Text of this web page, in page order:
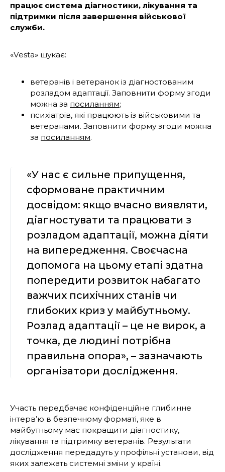
працює система діагностики, лікування та
підтримки після завершення військової
служби.
«Vesta» шукає:
ветеранів і ветеранок із діагностованим
розладом адаптації. Заповнити форму згоди
можна за посиланням;
психіатрів, які працюють із військовими та
ветеранами. Заповнити форму згоди можна
за посиланням.
«У нас є сильне припущення,
сформоване практичним
досвідом: якщо вчасно виявляти,
діагностувати та працювати з
розладом адаптації, можна діяти
на випередження. Своєчасна
допомога на цьому етапі здатна
попередити розвиток набагато
важчих психічних станів чи
глибоких криз у майбутньому.
Розлад адаптації – це не вирок, а
точка, де людині потрібна
правильна опора», – зазначають
організатори дослідження.
Участь передбачає конфіденційне глибинне
інтерв’ю в безпечному форматі, яке в
майбутньому має покращити діагностику,
лікування та підтримку ветеранів. Результати
дослідження передадуть у профільні установи, від
яких залежать системні зміни у країні.